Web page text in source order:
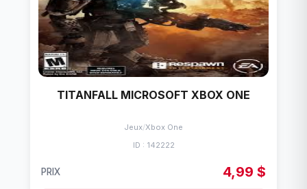
TITANFALL MICROSOFT XBOX ONE
Jeux/Xbox One
ID : 142222
PRIX 4,99 $